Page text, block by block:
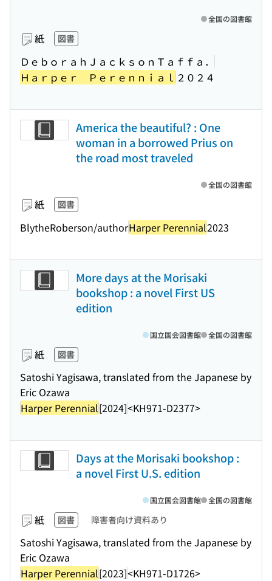
紙 図書
ＤｅｂｏｒａｈＪａｃｋｓｏｎＴａｆｆａ．
Ｈａｒｐｅｒ Ｐｅｒｅｎｎｉａｌ ２０２４
全国の図書館
America the beautiful? : One
woman in a borrowed Prius on
the road most traveled
紙 図書
BlytheRoberson/authorHarper Perennial2023
全国の図書館
More days at the Morisaki
bookshop : a novel First US
edition
紙 図書
Satoshi Yagisawa, translated from the Japanese by
Eric Ozawa
Harper Perennial[2024]<KH971-D2377>
国立国会図書館 全国の図書館
Days at the Morisaki bookshop :
a novel First U.S. edition
紙 図書 障害者向け資料あり
Satoshi Yagisawa, translated from the Japanese by
Eric Ozawa
Harper Perennial[2023]<KH971-D1726>
国立国会図書館 全国の図書館